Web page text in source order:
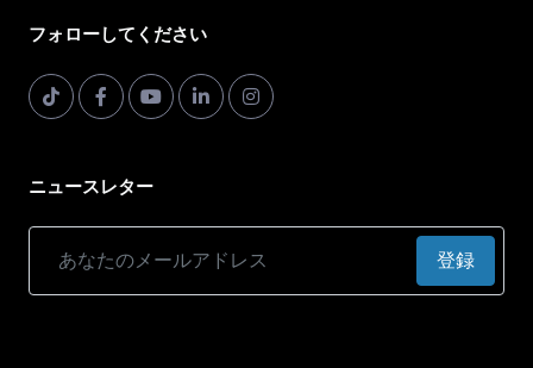
フォローしてください
ニュースレター
登録